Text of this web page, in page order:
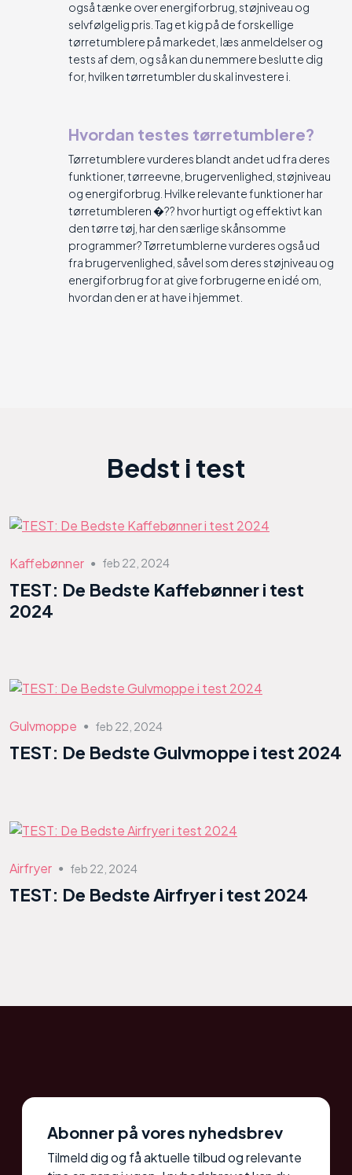
også tænke over energiforbrug, støjniveau og
selvfølgelig pris. Tag et kig på de forskellige
tørretumblere på markedet, læs anmeldelser og
tests af dem, og så kan du nemmere beslutte dig
for, hvilken tørretumbler du skal investere i.
Hvordan testes tørretumblere?
Tørretumblere vurderes blandt andet ud fra deres
funktioner, tørreevne, brugervenlighed, støjniveau
og energiforbrug. Hvilke relevante funktioner har
tørretumbleren �?? hvor hurtigt og effektivt kan
den tørre tøj, har den særlige skånsomme
programmer? Tørretumblerne vurderes også ud
fra brugervenlighed, såvel som deres støjniveau og
energiforbrug for at give forbrugerne en idé om,
hvordan den er at have i hjemmet.
Bedst i test
Kaffebønner ● feb 22, 2024
TEST: De Bedste Kaffebønner i test
2024
Gulvmoppe ● feb 22, 2024
TEST: De Bedste Gulvmoppe i test 2024
Airfryer ● feb 22, 2024
TEST: De Bedste Airfryer i test 2024
Abonner på vores nyhedsbrev
Tilmeld dig og få aktuelle tilbud og relevante